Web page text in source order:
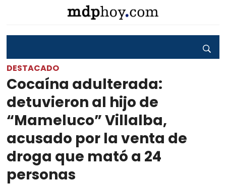
DESTACADO
Cocaína adulterada:
detuvieron al hijo de
“Mameluco” Villalba,
acusado por la venta de
droga que mató a 24
personas